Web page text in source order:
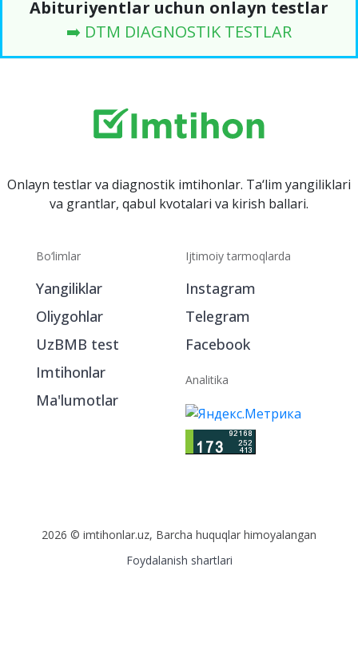
Abituriyentlar uchun onlayn testlar
➡️ DTM DIAGNOSTIK TESTLAR
Onlayn testlar va diagnostik imtihonlar. Ta‘lim yangiliklari
va grantlar, qabul kvotalari va kirish ballari.
Bo‘limlar
Yangiliklar
Oliygohlar
UzBMB test
Imtihonlar
Ma'lumotlar
Ijtimoiy tarmoqlarda
Instagram
Telegram
Facebook
Analitika
2026 © imtihonlar.uz, Barcha huquqlar himoyalangan
Foydalanish shartlari